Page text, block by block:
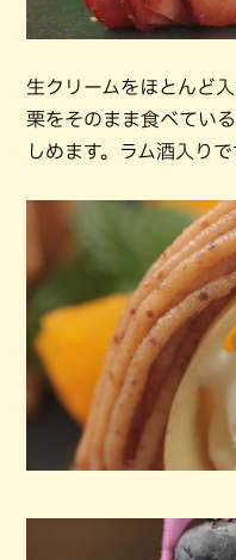
生クリームをほとんど
栗をそのまま食べてい
しめます。ラム酒入り